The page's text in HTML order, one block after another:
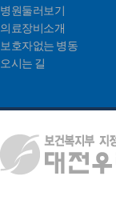
병원둘러보기
의료장비소개
보호자없는 병동
오시는 길